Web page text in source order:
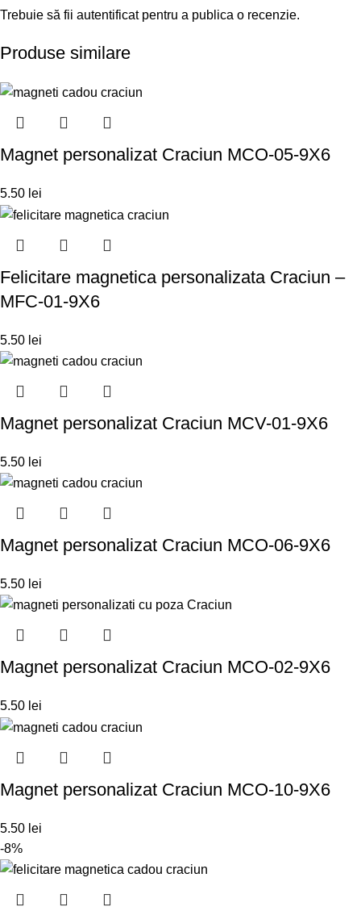
Trebuie să fii autentificatpentru a publica o recenzie.
Produse similare
Magnet personalizat Craciun MCO-05-9X6
5.50 lei
Felicitare magnetica personalizata Craciun –
MFC-01-9X6
5.50 lei
Magnet personalizat Craciun MCV-01-9X6
5.50 lei
Magnet personalizat Craciun MCO-06-9X6
5.50 lei
Magnet personalizat Craciun MCO-02-9X6
5.50 lei
Magnet personalizat Craciun MCO-10-9X6
5.50 lei
-8%